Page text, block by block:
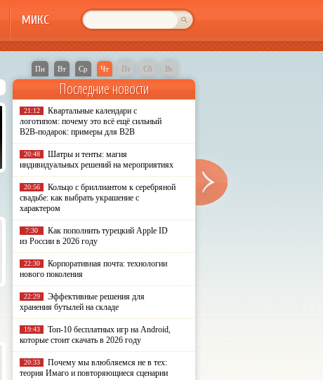
МИКС
Пн Вт Ср Чт Пт Сб Вс
Последние новости
21:12
Квартальные календари с
логотипом: почему это всё ещё сильный
B2B-подарок: примеры для B2B
20:48
Шатры и тенты: магия
индивидуальных решений на мероприятиях
20:56
Кольцо с бриллиантом к серебряной
свадьбе: как выбрать украшение с
характером
7:30
Как пополнить турецкий Apple ID
из России в 2026 году
22:30
Корпоративная почта: технологии
нового поколения
22:29
Эффективные решения для
хранения бутылей на складе
19:43
Топ-10 бесплатных игр на Android,
которые стоит скачать в 2026 году
20:33
Почему мы влюбляемся не в тех:
теория Имаго и повторяющиеся сценарии